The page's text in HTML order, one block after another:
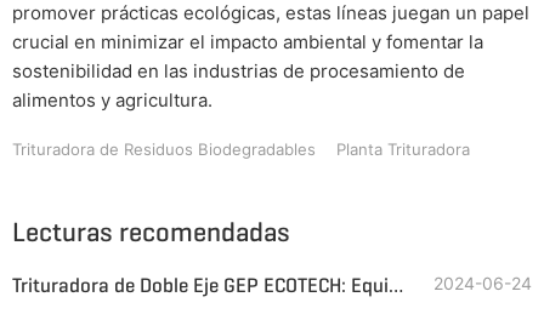
promover prácticas ecológicas, estas líneas juegan un papel
crucial en minimizar el impacto ambiental y fomentar la
sostenibilidad en las industrias de procesamiento de
alimentos y agricultura.
Trituradora de Residuos Biodegradables Planta Trituradora
Lecturas recomendadas
Trituradora de Doble Eje GEP ECOTECH: Equipo Necesario para la Eliminación de Cadáveres de Animales 2024-06-24